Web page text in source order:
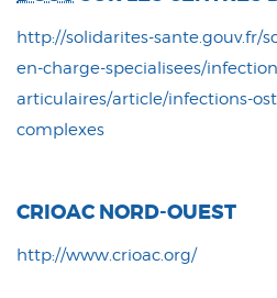
http://solidarites-sante.gouv.fr/
en-charge-specialisees/
articulaires/article/infections-
complexes
CRIOAC NORD-OUEST
http://www.crioac.org/